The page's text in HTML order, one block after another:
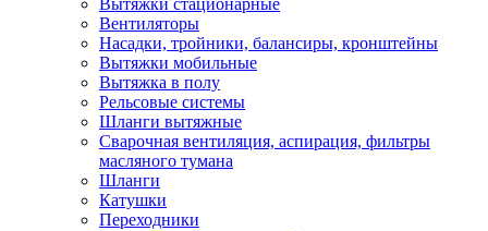
Вытяжки стационарные
Вентиляторы
Насадки, тройники, балансиры, кронштейны
Вытяжки мобильные
Вытяжка в полу
Рельсовые системы
Шланги вытяжные
Сварочная вентиляция, аспирация, фильтры
масляного тумана
Шланги
Катушки
Переходники